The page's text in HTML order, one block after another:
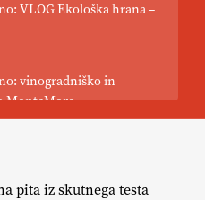
VLOG Ekološka hrana –
vinogradniško in
MonteMoro
ekološka kmetija
pita iz skutnega testa